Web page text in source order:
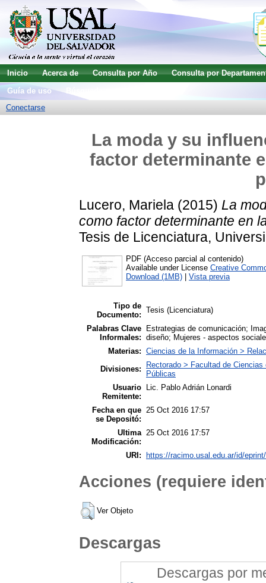
Inicio Acerca de Consulta por Año
Consulta por
Guía de uso
Conectarse
La moda y su
factor determinante
Lucero, Mariela (2015) La
como factor determinante en
Tesis de Licenciatura,
PDF (Acceso parcial al contenido)
Available under License Creative
Download (1MB)
Vista previa
Tipo de
Documento:
Tesis (Licenciatura)
Palabras Clave
Informales:
Estrategias de comunicación;
diseño; Mujeres - aspectos
Materias: Ciencias de la Información >
Divisiones:
Rectorado > Facultad de
Públicas
Usuario
Remitente:
Lic. Pablo Adrián Lonardi
Fecha en que
se Depositó:
25 Oct 2016 17:57
Ultima
Modificación:
25 Oct 2016 17:57
URI: https://racimo.usal.edu.ar/id/
Acciones (requiere
Ver Objeto
Descargas
Descargas por